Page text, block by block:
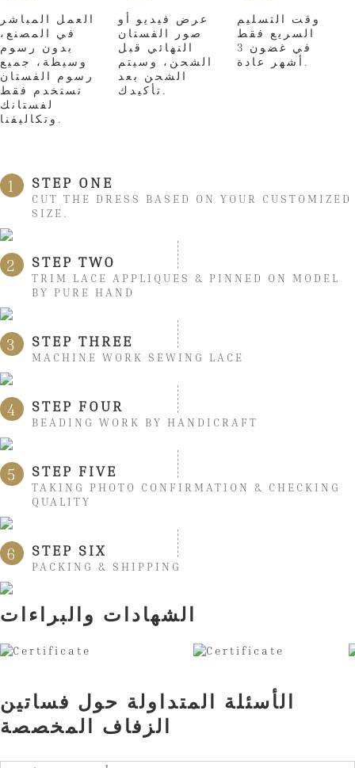
العمل المباشر
في المصنع،
بدون رسوم
وسيطة، جميع
رسوم الفستان
تستخدم فقط
لفستانك
وتكاليفنا.
عرض فيديو أو
صور الفستان
النهائي قبل
الشحن، وسيتم
الشحن بعد
تأكيدك.
وقت التسليم
السريع فقط
في غضون 3
أشهر عادة.
1 STEP ONE
CUT THE DRESS BASED ON YOUR CUSTOMIZED
SIZE.
2 STEP TWO
TRIM LACE APPLIQUES & PINNED ON MODEL
BY PURE HAND
3 STEP THREE
MACHINE WORK SEWING LACE
4 STEP FOUR
BEADING WORK BY HANDICRAFT
5 STEP FIVE
TAKING PHOTO CONFIRMATION & CHECKING
QUALITY
6 STEP SIX
PACKING & SHIPPING
الشهادات والبراءات
الأسئلة المتداولة حول فساتين
الزفاف المخصصة